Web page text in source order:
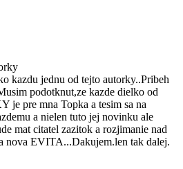
kazdu jednu od tejto autorky..Pribeh
podotknut,ze kazde dielko od
je pre mna Topka a tesim sa na
a nielen tuto jej novinku ale
mat citatel zazitok a rozjimanie nad
nova EVITA...Dakujem.len tak dalej.